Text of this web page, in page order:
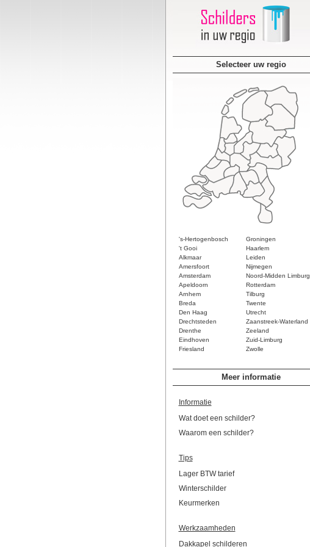
Selecteer uw regio
's-Hertogenbosch
Groningen
't Gooi
Haarlem
Alkmaar
Leiden
Amersfoort
Nijmegen
Amsterdam
Noord-Midden Limburg
Apeldoorn
Rotterdam
Arnhem
Tilburg
Breda
Twente
Den Haag
Utrecht
Drechtsteden
Zaanstreek-Waterland
Drenthe
Zeeland
Eindhoven
Zuid-Limburg
Friesland
Zwolle
Meer informatie
Informatie
Wat doet een schilder?
Waarom een schilder?
Tips
Lager BTW tarief
Winterschilder
Keurmerken
Werkzaamheden
Dakkapel schilderen